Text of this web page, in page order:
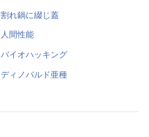
割れ鍋に綴じ蓋
人間性能
バイオハッキング
ディノバルド亜種